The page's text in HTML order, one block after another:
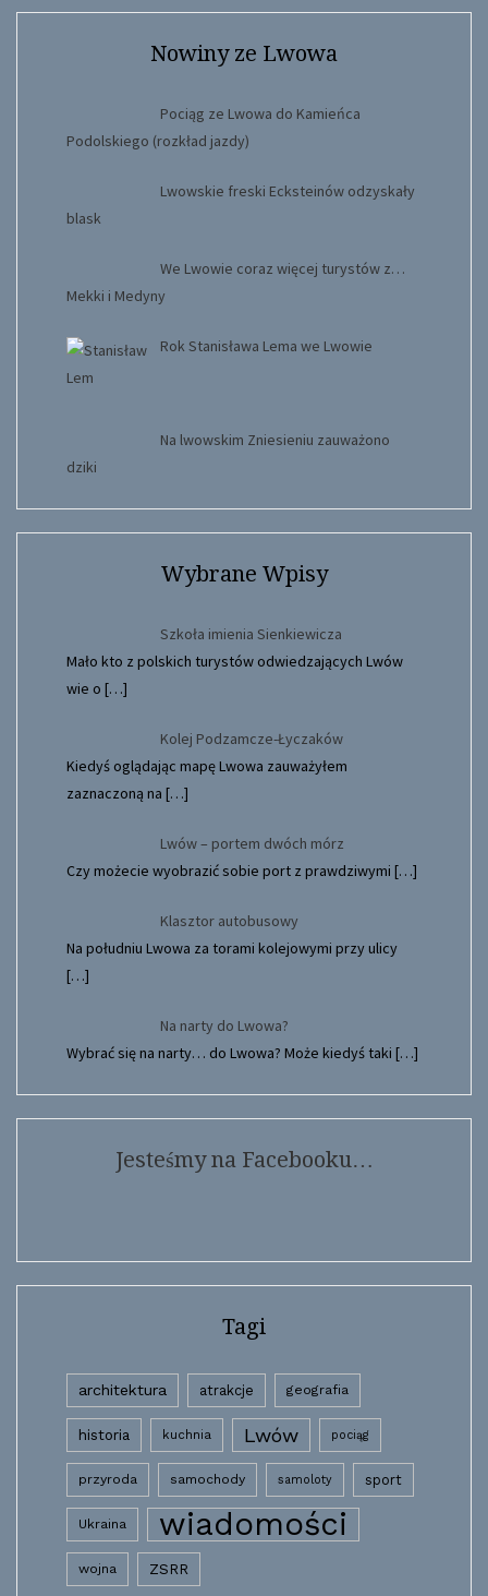
Nowiny ze Lwowa
Pociąg ze Lwowa do Kamieńca
Podolskiego (rozkład jazdy)
Lwowskie freski Ecksteinów odzyskały
blask
We Lwowie coraz więcej turystów z…
Mekki i Medyny
Rok Stanisława Lema we Lwowie
Na lwowskim Zniesieniu zauważono
dziki
Wybrane Wpisy
Szkoła imienia Sienkiewicza
Mało kto z polskich turystów odwiedzających Lwów
wie o […]
Kolej Podzamcze-Łyczaków
Kiedyś oglądając mapę Lwowa zauważyłem
zaznaczoną na […]
Lwów – portem dwóch mórz
Czy możecie wyobrazić sobie port z prawdziwymi […]
Klasztor autobusowy
Na południu Lwowa za torami kolejowymi przy ulicy
[…]
Na narty do Lwowa?
Wybrać się na narty… do Lwowa? Może kiedyś taki […]
Jesteśmy na Facebooku…
Tagi
architektura atrakcje geografia
historia kuchnia Lwów pociąg
przyroda samochody samoloty sport
Ukraina wiadomości
wojna ZSRR